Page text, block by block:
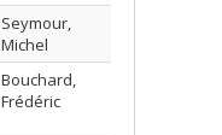
Seymour,
Michel
Bouchard,
Frédéric